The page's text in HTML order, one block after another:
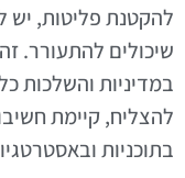
להקטנת פליטות, יש
שיכולים להתעורר.
במדיניות והשלכות
להצליח, קיימת
בתוכניות